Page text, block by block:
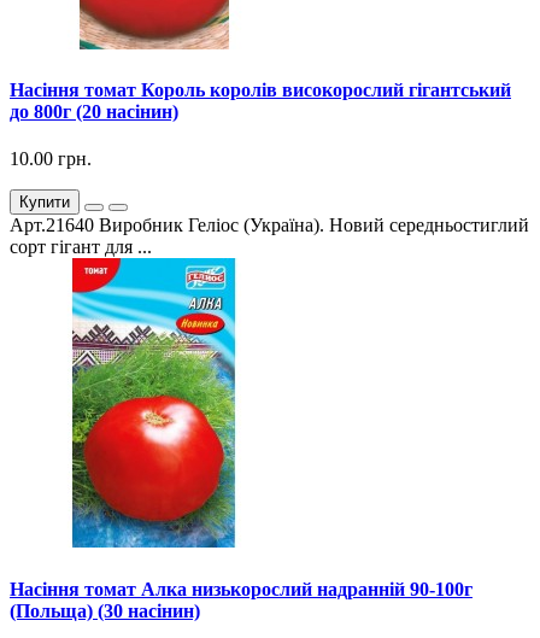
Насіння томат Король королів високорослий гігантський
до 800г (20 насінин)
10.00 грн.
Купити
Арт.21640 Виробник Геліос (Україна). Новий середньостиглий
сорт гігант для ...
Насіння томат Алка низькорослий надранній 90-100г
(Польща) (30 насінин)